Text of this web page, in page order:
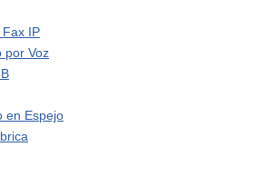
IP
por Voz
en Espejo